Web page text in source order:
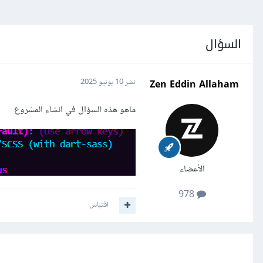
السؤال
Zen Eddin Allaham
الأعضاء
978
نشر10 يونيو 2025
ماهو هذه السؤال في انشاء المشروع
اقتباس